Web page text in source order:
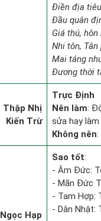
Điền địa
Đầu quân
Giá thú,
Nhi tôn, Tân
Mai táng
Đương thời
Thập Nhị
Kiến Trừ
Trực Định
Nên làm:
sửa hay
Không nên:
Ngọc Hạp
Sao tốt:
- Âm Đức:
- Mãn Đức
- Tam Hợp:
- Dân Nhật: